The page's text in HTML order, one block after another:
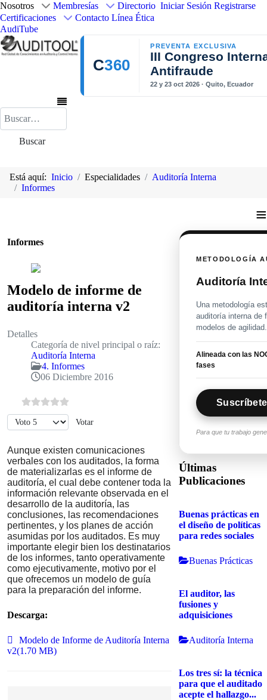
Nosotros Membresías
Directorio
Certificaciones
Contacto Línea Ética
AudiTube
Iniciar Sesión Registrarse
C360
PREVENTA EXCLUSIVA
III Congreso
Antifraude
22 y 23 oct 2026 · Quito, Ecuador
Buscar
Buscar
Está aquí: Inicio Especialidades
Auditoría Interna
Informes
≡
Informes
Modelo de informe de
auditoría interna v2
Detalles
Categoría de nivel principal o raíz:
Auditoría Interna
4. Informes
06 Diciembre 2016
Por favor, vote
Aunque existen comunicaciones
verbales con los auditados, la forma
de materializarlas es el informe de
auditoría, el cual debe contener toda la
información relevante observada en el
desarrollo de la auditoría, las
conclusiones, las recomendaciones
pertinentes, y los planes de acción
asumidas por los auditados. Es muy
importante elegir bien los destinatarios
de los informes, tanto operativamente
como ejecutivamente, motivo por el
que ofrecemos un modelo de guía
para la preparación del informe.
Descarga:
document
Modelo de Informe de Auditoría Interna
v2(1.70 MB)
METODOLOGÍA
Auditoría
Una metodología
auditoría interna de
modelos de agilidad.
Alineada con las
fases
Para que tu trabajo
Últimas
Publicaciones
Buenas prácticas en
el diseño de políticas
para redes sociales
Buenas Prácticas
El auditor, las
fusiones y
adquisiciones
Auditoría Interna
Los tres sí: la técnica
para que el auditado
acepte el hallazgo...